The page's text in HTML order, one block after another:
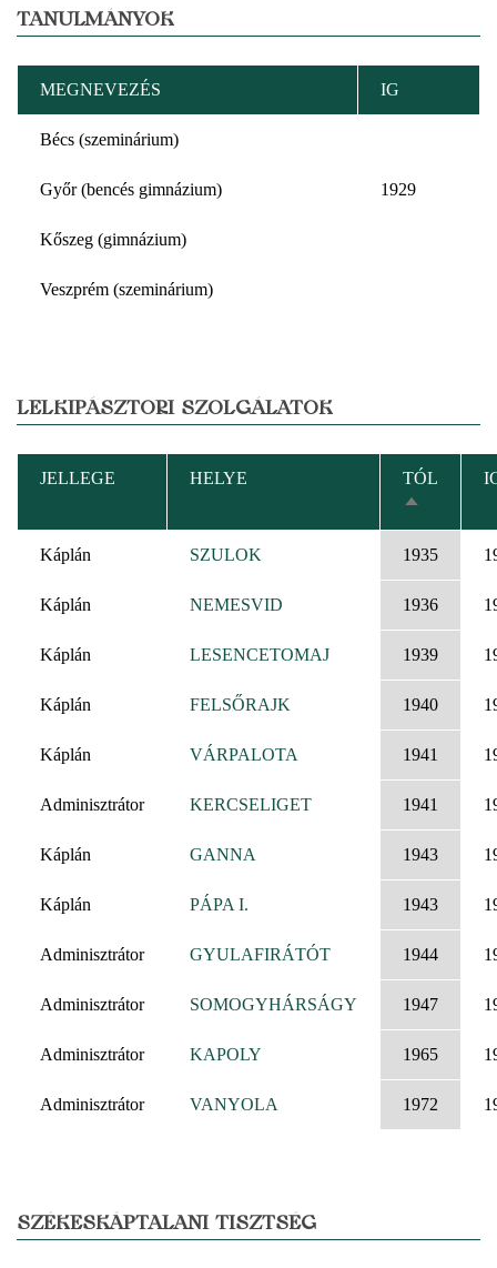
TANULMÁNYOK
MEGNEVEZÉS IG
Bécs (szeminárium)
Győr (bencés gimnázium) 1929
Kőszeg (gimnázium)
Veszprém (szeminárium)
LELKIPÁSZTORI SZOLGÁLATOK
JELLEGE HELYE
TÓL
RENDEZÉS
Káplán SZULOK 1935
Káplán NEMESVID 1936
Káplán LESENCETOMAJ 1939
Káplán FELSŐRAJK 1940
Káplán VÁRPALOTA 1941
Adminisztrátor KERCSELIGET 1941
Káplán GANNA 1943
Káplán PÁPA I. 1943
Adminisztrátor GYULAFIRÁTÓT 1944
Adminisztrátor SOMOGYHÁRSÁGY 1947
Adminisztrátor KAPOLY 1965
Adminisztrátor VANYOLA 1972
SZÉKESKÁPTALANI TISZTSÉG